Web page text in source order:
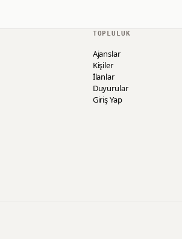
TOPLULUK
Ajanslar
Kişiler
İlanlar
Duyurular
Giriş Yap